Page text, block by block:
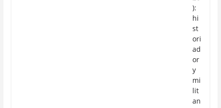
):
hi
st
ori
ad
or
y
mi
lit
an